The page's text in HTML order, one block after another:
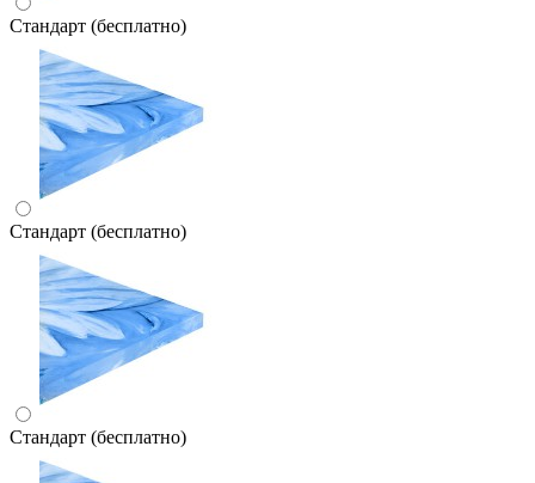
Стандарт (бесплатно)
Стандарт (бесплатно)
Стандарт (бесплатно)